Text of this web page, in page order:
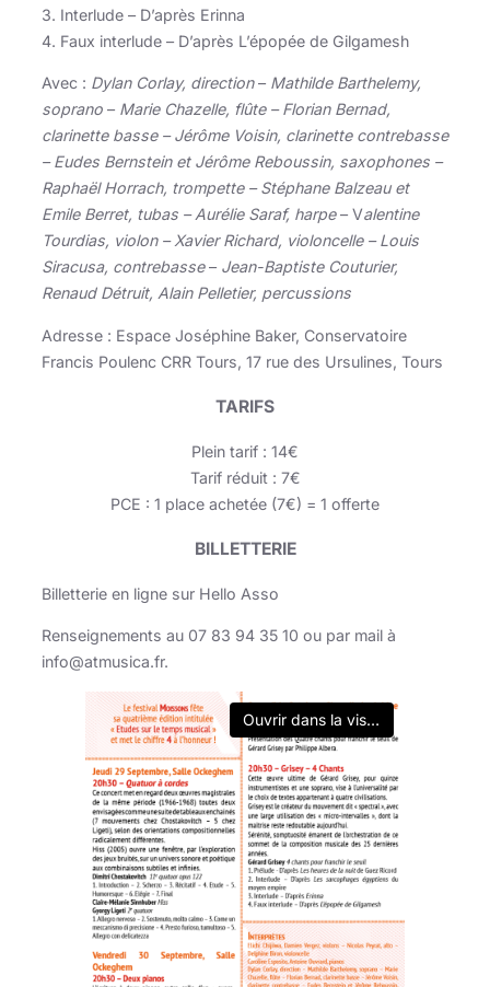
3. Interlude – D’après Erinna
4. Faux interlude – D’après L’épopée de Gilgamesh
Avec : Dylan Corlay, direction– Mathilde Barthelemy,
soprano – Marie Chazelle, flûte – Florian Bernad,
clarinette basse – Jérôme Voisin, clarinette contrebasse
– Eudes Bernstein et Jérôme Reboussin, saxophones –
Raphaël Horrach, trompette – Stéphane Balzeau et
Emile Berret, tubas – Aurélie Saraf, harpe– Valentine
Tourdias, violon – Xavier Richard, violoncelle – Louis
Siracusa, contrebasse– Jean-Baptiste Couturier,
Renaud Détruit, Alain Pelletier, percussions
Adresse : Espace Joséphine Baker, Conservatoire
Francis Poulenc CRR Tours, 17 rue des Ursulines, Tours
TARIFS
Plein tarif : 14€
Tarif réduit : 7€
PCE : 1 place achetée (7€) = 1 offerte
BILLETTERIE
Billetterie en ligne sur Hello Asso
Renseignements au 07 83 94 35 10 ou par mail à
info@atmusica.fr.
Ouvrir dans la visionneuse